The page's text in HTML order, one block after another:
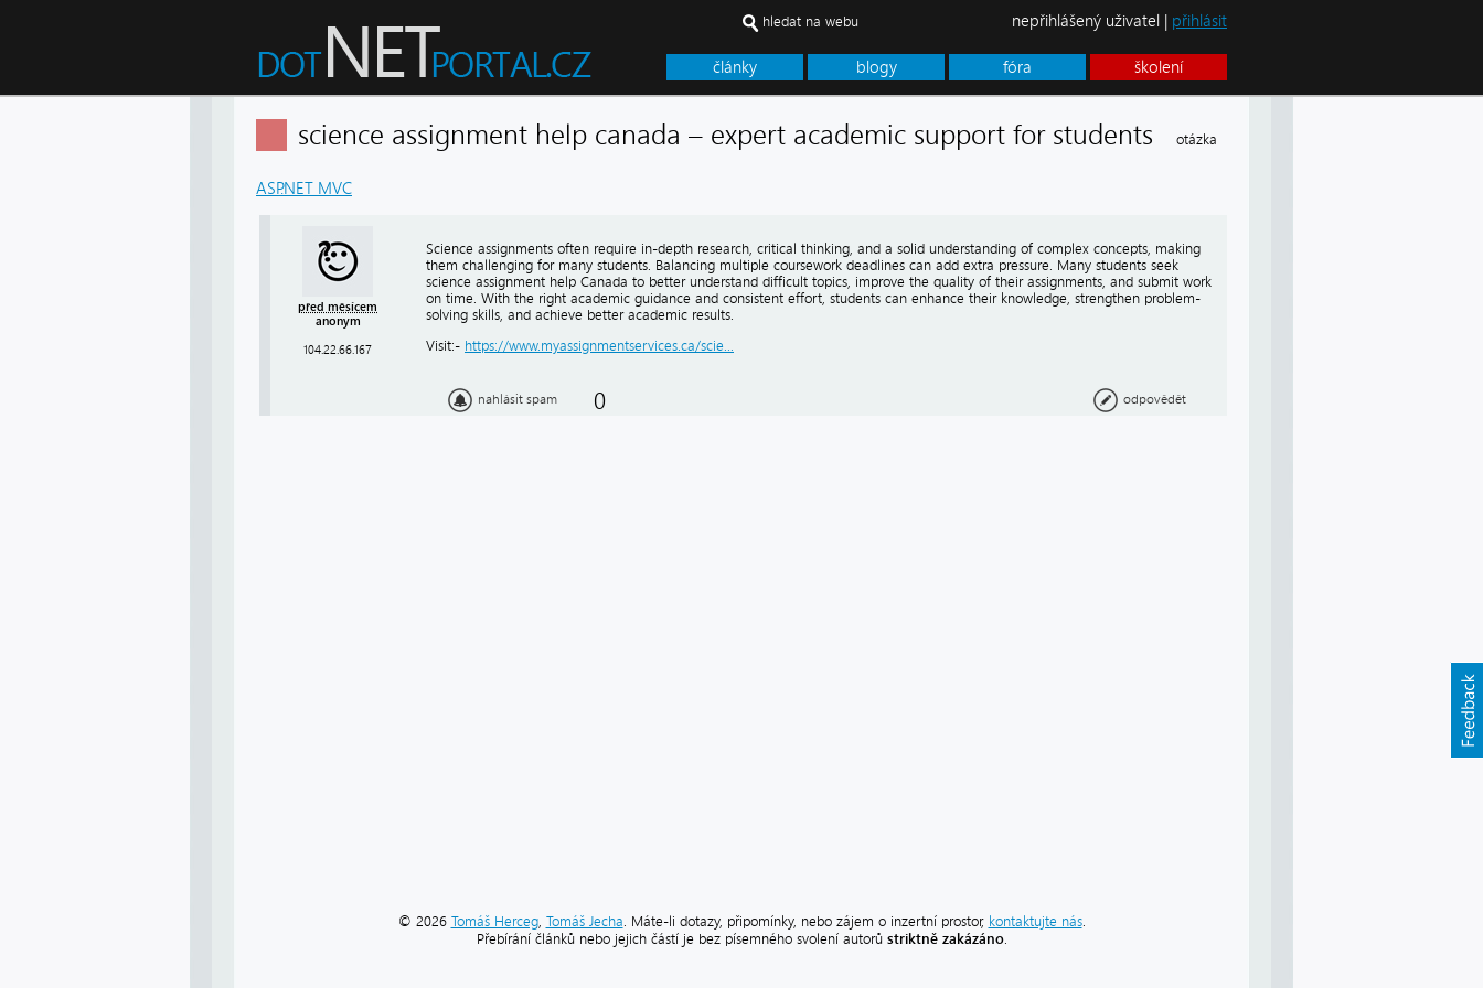
články blogy fóra školení
hledat na webu nepřihlášený uživatel | přihlásit
science assignment help canada – expert academic support for students otázka
ASP.NET MVC
před měsícem
anonym
104.22.66.167
Science assignments often require in-depth research, critical thinking, and a solid understanding of complex concepts, making
them challenging for many students. Balancing multiple coursework deadlines can add extra pressure. Many students seek
science assignment help Canada to better understand difficult topics, improve the quality of their assignments, and submit work
on time. With the right academic guidance and consistent effort, students can enhance their knowledge, strengthen problem-
solving skills, and achieve better academic results.
Visit:- https://www.myassignmentservices.ca/scie...
nahlásit spam 0 odpovědět
© 2026 Tomáš Herceg, Tomáš Jecha. Máte-li dotazy, připomínky, nebo zájem o inzertní prostor, kontaktujte nás.
Přebírání článků nebo jejich částí je bez písemného svolení autorů striktně zakázáno.